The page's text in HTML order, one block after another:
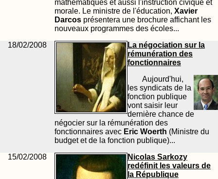
mathématiques et aussi l'instruction civique et
morale. Le ministre de l'éducation, Xavier
Darcos présentera une brochure affichant les
nouveaux programmes des écoles...
18/02/2008
La négociation sur la
rémunération des
fonctionnaires
Aujourd'hui,
les syndicats de la
fonction publique
vont saisir leur
dernière chance de
négocier sur la rémunération des
fonctionnaires avec Eric Woerth (Ministre du
budget et de la fonction publique)...
15/02/2008
Nicolas Sarkozy
redéfinit les valeurs de
la République